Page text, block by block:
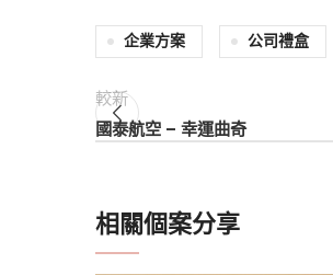
企業方案 公司禮盒
較新
國泰航空 – 幸運曲奇
相關個案分享